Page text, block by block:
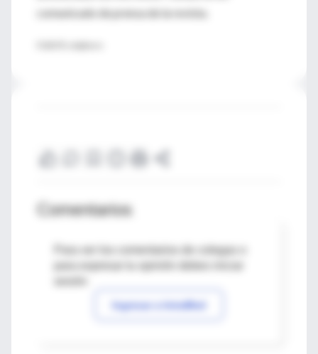
comunicado de prensa de la revista.
Comentarios
Para ver los comentarios de colegas o
Ingresar a IntraMed